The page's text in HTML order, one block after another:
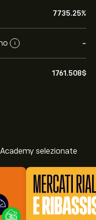
7735.25%
i -
1761.508‎$‎
selezionate